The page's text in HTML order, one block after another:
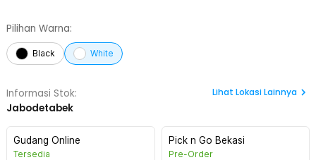
Pilihan Warna:
Black White
Informasi Stok:
Jabodetabek
Lihat Lokasi Lainnya
Gudang Online
Tersedia
Pick n Go Bekasi
Pre-Order